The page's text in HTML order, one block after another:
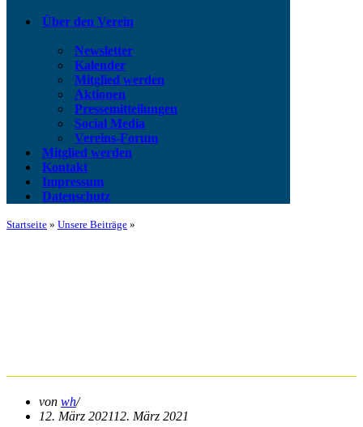
Über den Verein
Newsletter
Kalender
Mitglied werden
Aktionen
Pressemitteilungen
Social Media
Vereins-Forum
Mitglied werden
Kontakt
Impressum
Datenschutz
Startseite » Unsere Beiträge »
von wh
12. März 202112. März 2021